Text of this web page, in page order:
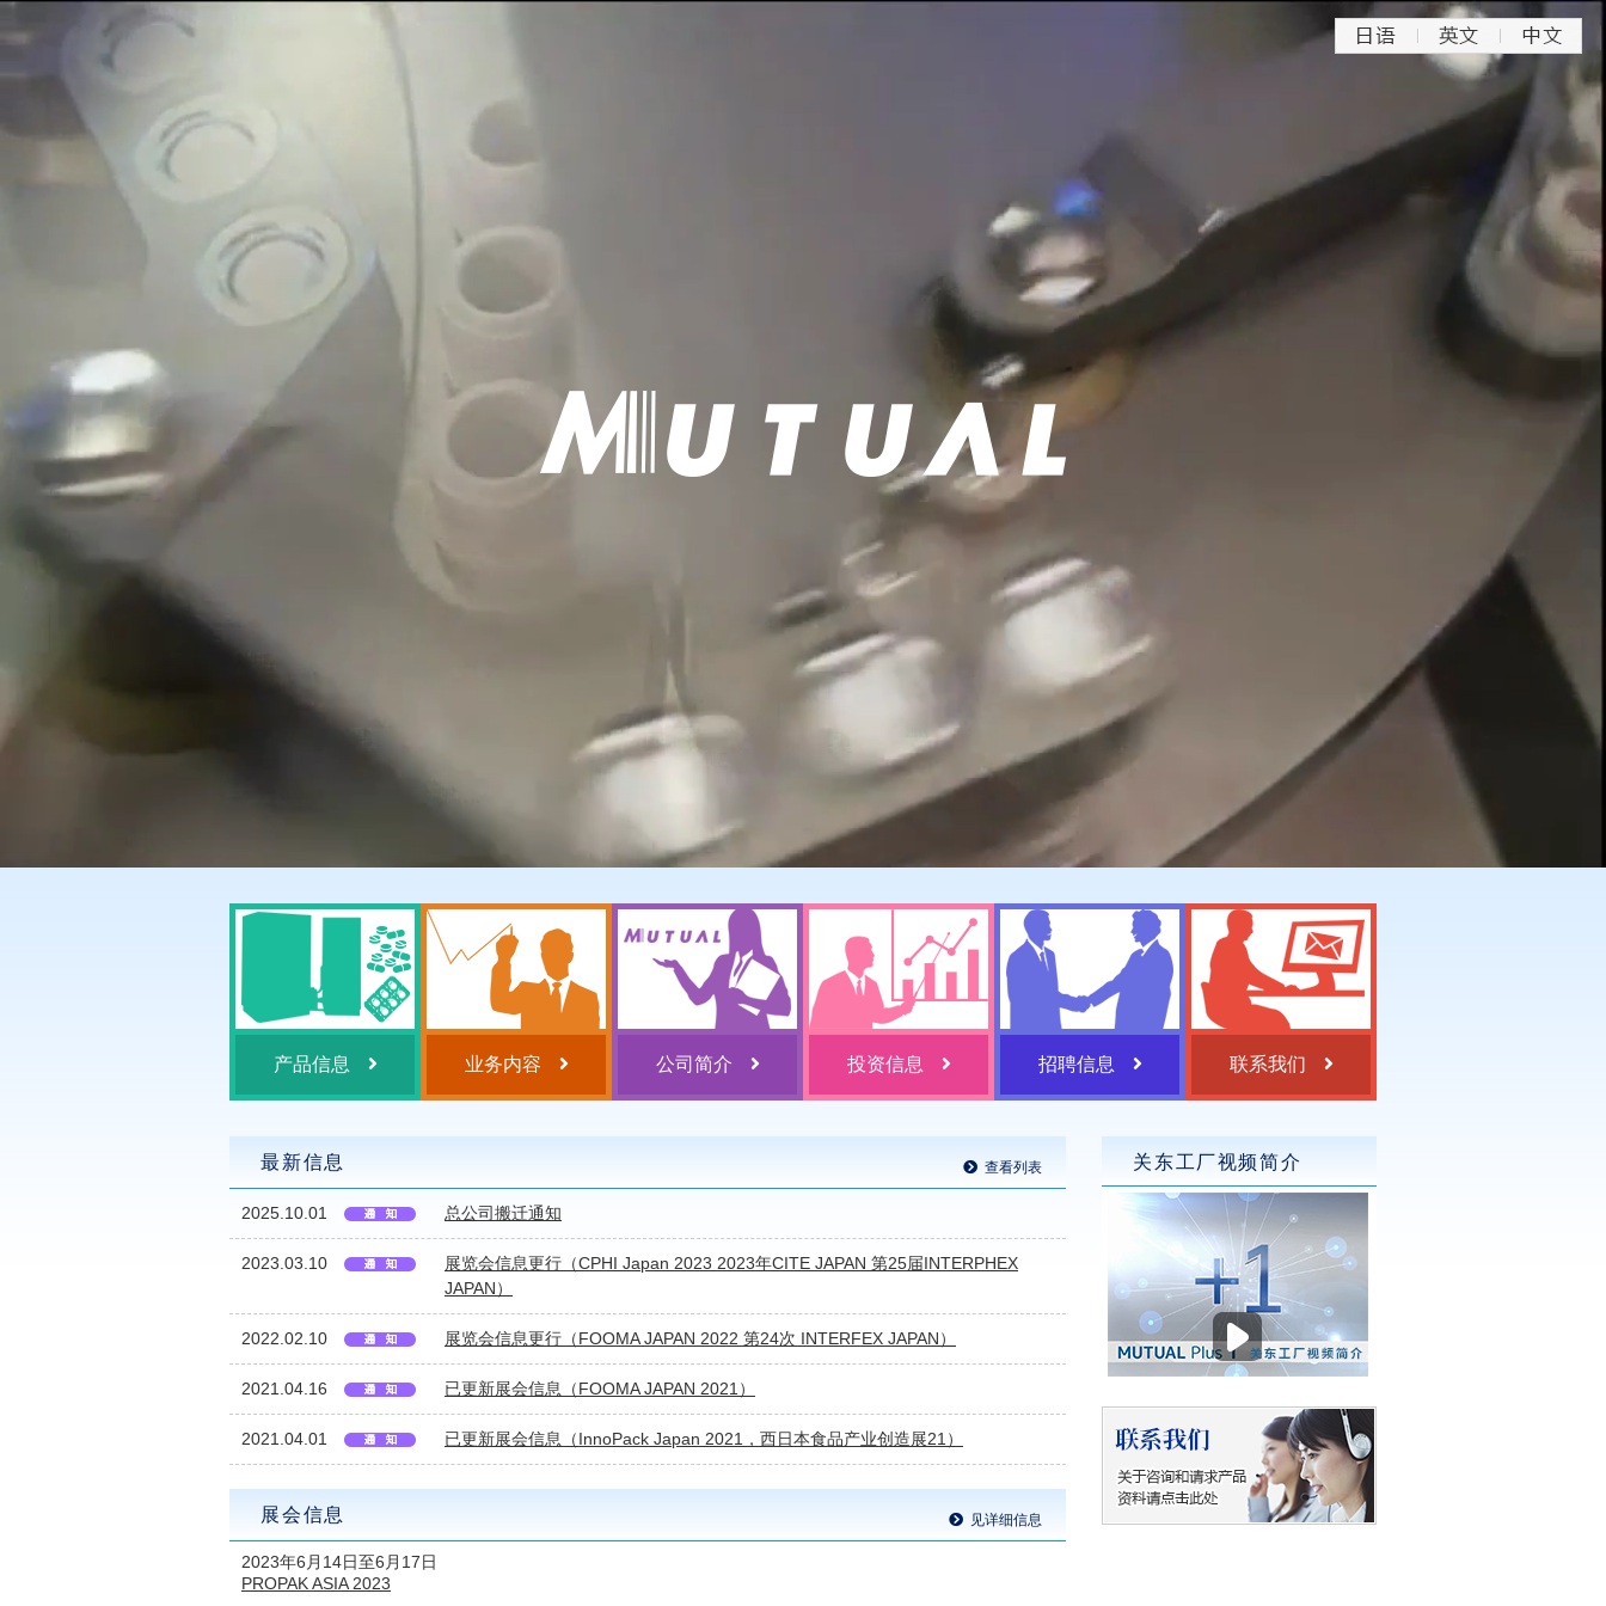
产品信息 业务内容 公司简介 投资信息 招聘信息 联系我们
最新信息 查看列表
2025.10.01 总公司搬迁通知
2023.03.10
展览会信息更行（CPHI Japan 2023 2023年CITE JAPAN 第25届INTERPHEX
JAPAN）
2022.02.10 展览会信息更行（FOOMA JAPAN 2022 第24次 INTERFEX JAPAN）
2021.04.16 已更新展会信息（FOOMA JAPAN 2021）
2021.04.01 已更新展会信息（InnoPack Japan 2021，西日本食品产业创造展21）
展会信息 见详细信息
2023年6月14日至6月17日
PROPAK ASIA 2023
关东工厂视频简介